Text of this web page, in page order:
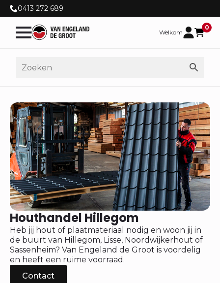
0413 272 689
Welkom
0
Houthandel Hillegom
Heb jij hout of plaatmateriaal nodig en woon jij in
de buurt van Hillegom, Lisse, Noordwijkerhout of
Sassenheim? Van Engeland de Groot is voordelig
en heeft een ruime voorraad.
Contact